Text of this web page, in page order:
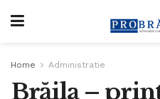
Home Administratie
Brăila –